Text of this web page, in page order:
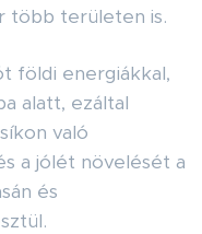
több területen is.
földi energiákkal,
alatt, ezáltal
való
a jólét növelését a
és